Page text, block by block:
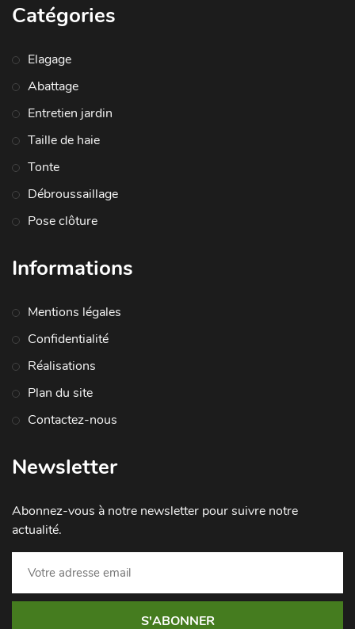
Catégories
Elagage
Abattage
Entretien jardin
Taille de haie
Tonte
Débroussaillage
Pose clôture
Informations
Mentions légales
Confidentialité
Réalisations
Plan du site
Contactez-nous
Newsletter
Abonnez-vous à notre newsletter pour suivre notre
actualité.
S'ABONNER